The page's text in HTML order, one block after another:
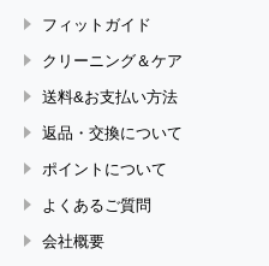
フィットガイド
クリーニング＆ケア
送料&お支払い方法
返品・交換について
ポイントについて
よくあるご質問
会社概要